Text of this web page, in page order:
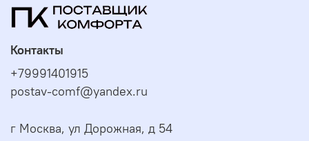
Контакты
+79991401915
postav-comf@yandex.ru
г Москва, ул Дорожная, д 54